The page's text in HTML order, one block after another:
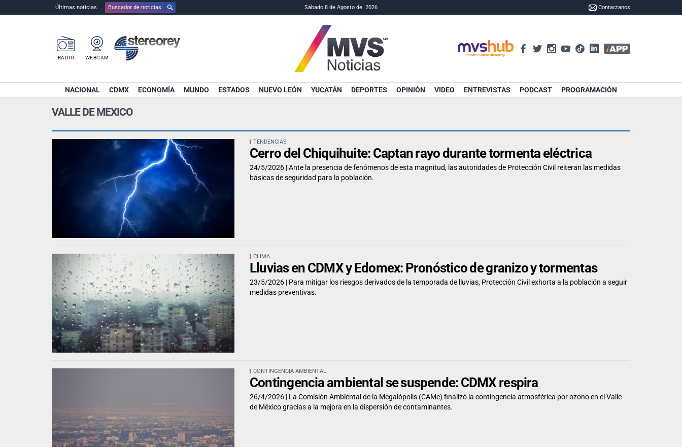
Últimas noticias Buscador de noticias Sábado 8 de Agosto de 2026 Contactanos
RADIO WEBCAM
NACIONAL CDMX ECONOMÍA MUNDO ESTADOS NUEVO LEÓN YUCATÁN DEPORTES OPINIÓN VIDEO ENTREVISTAS PODCAST PROGRAMACIÓN
VALLE DE MEXICO
TENDENCIAS
Cerro del Chiquihuite: Captan rayo durante tormenta eléctrica
24/5/2026 |Ante la presencia de fenómenos de esta magnitud, las autoridades de Protección Civil reiteran las medidas
básicas de seguridad para la población.
CLIMA
Lluvias en CDMX y Edomex: Pronóstico de granizo y tormentas
23/5/2026 | Para mitigar los riesgos derivados de la temporada de lluvias, Protección Civil exhorta a la población a seguir
medidas preventivas.
CONTINGENCIA AMBIENTAL
Contingencia ambiental se suspende: CDMX respira
26/4/2026 | La Comisión Ambiental de la Megalópolis (CAMe) finalizó la contingencia atmosférica por ozono en el Valle
de México gracias a la mejora en la dispersión de contaminantes.